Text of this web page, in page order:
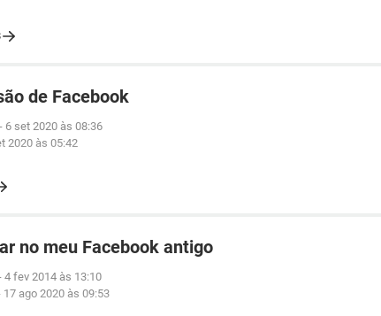
de Facebook
- 6 set 2020 às 08:36
2020 às 05:42
no meu Facebook antigo
4 fev 2014 às 13:10
17 ago 2020 às 09:53